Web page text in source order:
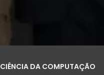
CIÊNCIA DA COMPUTAÇÃO